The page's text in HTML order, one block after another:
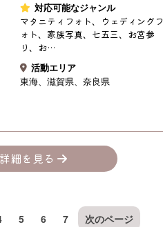
対応可能なジャンル
マタニティフォト、ウェディングフ
ォト、家族写真、七五三、お宮参
り、お…
活動エリア
東海
滋賀県 奈良県
詳細を見る
5 6 7 次のページ